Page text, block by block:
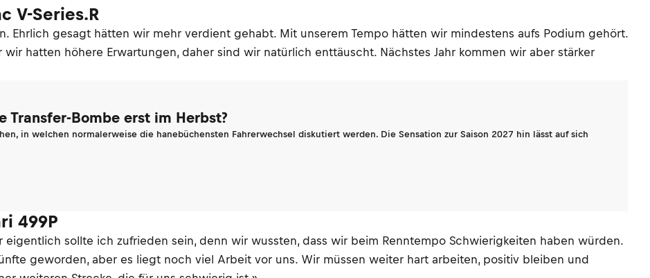
V-Series.R
Ehrlich gesagt hätten wir mehr verdient gehabt. Mit unserem Tempo hätten wir mindestens aufs Podium gehört.
hatten höhere Erwartungen, daher sind wir natürlich enttäuscht. Nächstes Jahr kommen wir aber stärker
Transfer-Bombe erst im Herbst?
in welchen normalerweise die hanebüchensten Fahrerwechsel diskutiert werden. Die Sensation zur Saison 2027 hin lässt auf sich
499P
sollte ich zufrieden sein, denn wir wussten, dass wir beim Renntempo Schwierigkeiten haben würden.
geworden, aber es liegt noch viel Arbeit vor uns. Wir müssen weiter hart arbeiten, positiv bleiben und